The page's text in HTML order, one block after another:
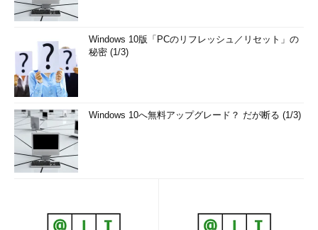
Windows 10版「PCのリフレッシュ／リセット」の
秘密 (1/3)
Windows 10へ無料アップグレード？ だが断る (1/3)